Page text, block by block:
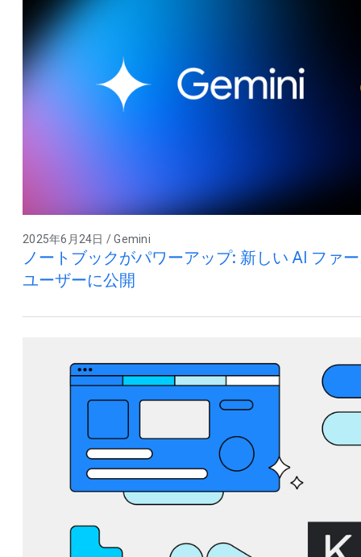
2025年6月24日 / Gemini
ノートブックがパワーアップ: 新しい AI ファ
ユーザーに公開